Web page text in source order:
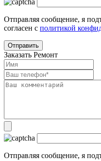
Отправляя сообщение, я
согласен с политикой
Заказать Ремонт
Отправляя сообщение, я